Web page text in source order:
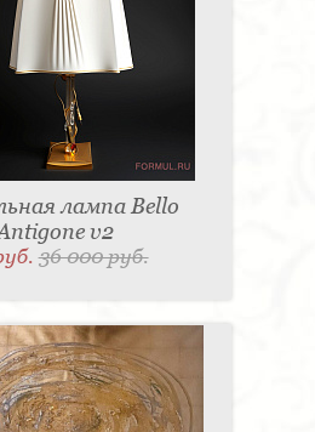
лампа Bello
v2
36 000 руб.